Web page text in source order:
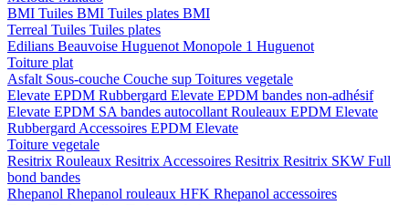
BMI Tuiles BMI Tuiles plates BMI
Terreal Tuiles Tuiles plates
Edilians Beauvoise Huguenot Monopole 1 Huguenot
Toiture plat
Asfalt Sous-couche Couche sup Toitures vegetale
Elevate EPDM Rubbergard Elevate EPDM bandes non-adhésif
Elevate EPDM SA bandes autocollant Rouleaux EPDM Elevate
Rubbergard Accessoires EPDM Elevate
Toiture vegetale
Resitrix Rouleaux Resitrix Accessoires Resitrix Resitrix SKW Full
bond bandes
Rhepanol Rhepanol rouleaux HFK Rhepanol accessoires